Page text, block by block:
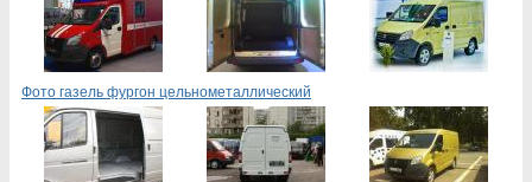
Фото газель фургон цельнометаллический